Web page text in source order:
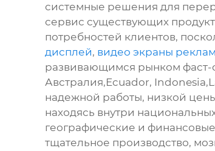
системные решения для
сервис существующих
потребностей клиентов,
дисплей, видео экраны
развивающимся рынком фаст-
Австралия,Ecuador,
надежной работы, низкой
находясь внутри
географические и
тщательное производство,